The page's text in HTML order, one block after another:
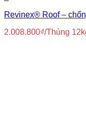
Revinex® Roof –
2.008.800₫/Thùng